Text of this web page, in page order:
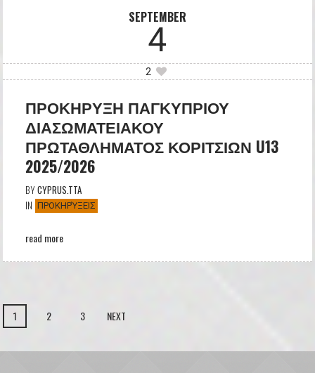
SEPTEMBER
4
2
ΠΡΟΚΗΡΥΞΗ ΠΑΓΚΥΠΡΙΟΥ
ΔΙΑΣΩΜΑΤΕΙΑΚΟΥ
ΠΡΩΤΑΘΛΗΜΑΤΟΣ ΚΟΡΙΤΣΙΩΝ U13
2025/2026
BYCYPRUS.TTA
IN ΠΡΟΚΗΡΎΞΕΙΣ
read more
1 2 3 NEXT